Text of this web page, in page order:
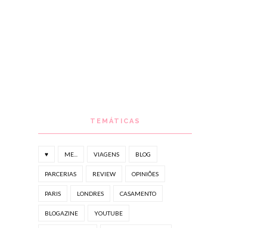
TEMÁTICAS
♥ ME... VIAGENS BLOG
PARCERIAS REVIEW OPINIÕES
PARIS LONDRES CASAMENTO
BLOGAZINE YOUTUBE